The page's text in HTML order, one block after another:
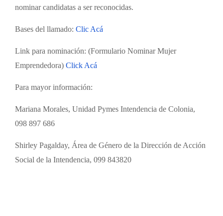
nominar candidatas a ser reconocidas.
Bases del llamado: Clic Acá
Link para nominación: (Formulario Nominar Mujer
Emprendedora) Click Acá
Para mayor información:
Mariana Morales, Unidad Pymes Intendencia de Colonia,
098 897 686
Shirley Pagalday, Área de Género de la Dirección de Acción
Social de la Intendencia, 099 843820